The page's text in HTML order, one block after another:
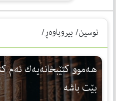
نوسین/ بیروباوەڕ/
هەموو كتێبخانەیەك ئەم
بێت باشە